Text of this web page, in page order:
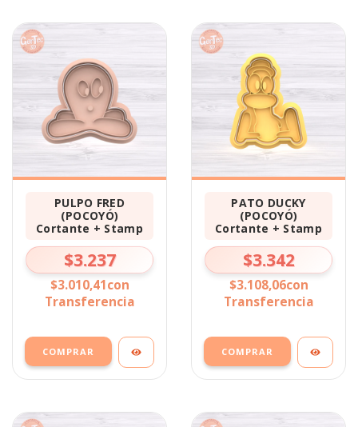
PULPO FRED
(POCOYÓ)
Cortante + Stamp
$3.237
$3.010,41con
Transferencia
COMPRAR
PATO DUCKY
(POCOYÓ)
Cortante + Stamp
$3.342
$3.108,06con
Transferencia
COMPRAR